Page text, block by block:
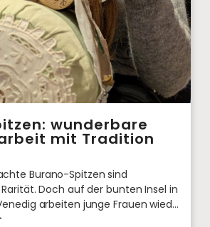
wunderbare
mit Tradition
Burano-Spitzen sind
Doch auf der bunten Insel in
arbeiten junge Frauen wieder